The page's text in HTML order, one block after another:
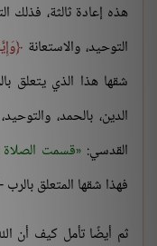
هذه إعادة ثالثة، فذلك
التوحيد، والاستعانة
شقها هذا الذي يتعلق
الدين، بالحمد،
القدسي: قسمت
فهذا شقها المتعلق
ثم أيضًا تأمل كيف أن